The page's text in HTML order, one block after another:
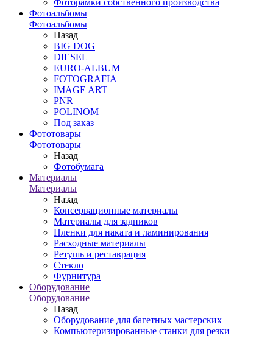
Фоторамки собственного производства
Фотоальбомы
Фотоальбомы
Назад
BIG DOG
DIESEL
EURO-ALBUM
FOTOGRAFIA
IMAGE ART
PNR
POLINOM
Под заказ
Фототовары
Фототовары
Назад
Фотобумага
Материалы
Материалы
Назад
Консервационные материалы
Материалы для задников
Пленки для наката и ламинирования
Расходные материалы
Ретушь и реставрация
Стекло
Фурнитура
Оборудование
Оборудование
Назад
Оборудование для багетных мастерских
Компьютеризированные станки для резки